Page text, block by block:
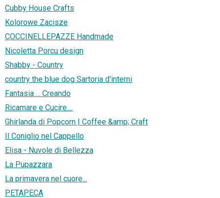
Cubby House Crafts
Kolorowe Zacisze
COCCINELLEPAZZE Handmade
Nicoletta Porcu design
Shabby - Country
country the blue dog Sartoria d'interni
Fantasia ... Creando
Ricamare e Cucire....
Ghirlanda di Popcorn | Coffee &amp; Craft
Il Coniglio nel Cappello
Elisa - Nuvole di Bellezza
La Pupazzara
La primavera nel cuore...
PETAPECA